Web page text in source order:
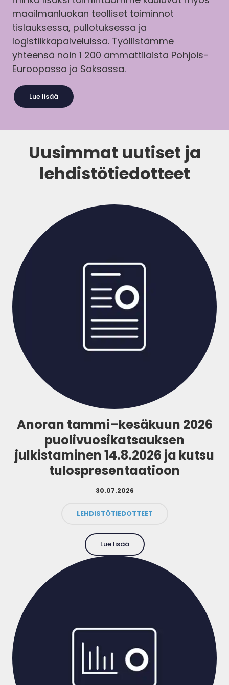
maailmanluokan teolliset toiminnot
tislauksessa, pullotuksessa ja
logistiikkapalveluissa. Työllistämme
yhteensä noin 1 200 ammattilaista Pohjois-
Euroopassa ja Saksassa.
Lue lisää
Uusimmat uutiset ja
lehdistötiedotteet
Anoran tammi–kesäkuun 2026
puolivuosikatsauksen
julkistaminen 14.8.2026 ja kutsu
tulospresentaatioon
30.07.2026
LEHDISTÖTIEDOTTEET
Lue lisää